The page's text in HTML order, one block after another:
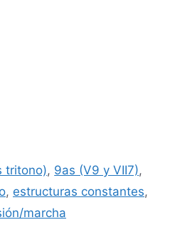
tritono), 9as (V9 y VII7),
, estructuras constantes,
marcha